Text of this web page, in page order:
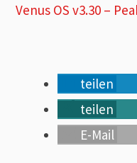
Venus OS v3.30 –
teilen
teilen
E-Mail